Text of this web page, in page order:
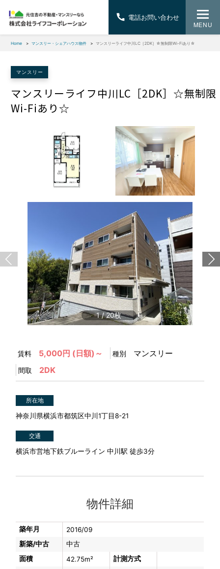
MENU
Home マンスリー・シェアハウス物件 マンスリーライフ中川LC［2DK］☆無制限Wi-Fiあり☆
マンスリー
マンスリーライフ中川LC［2DK］☆無制限
Wi-Fiあり☆
1/20
賃料 5,000円 (日額)～ 種別 マンスリー
間取 2DK
所在地
神奈川県横浜市都筑区中川1丁目8-21
交通
横浜市営地下鉄ブルーライン 中川駅 徒歩3分
物件詳細
築年月
2016/09
新築/中古
中古
面積
42.75m²
計測方式
電話お問い合わせ